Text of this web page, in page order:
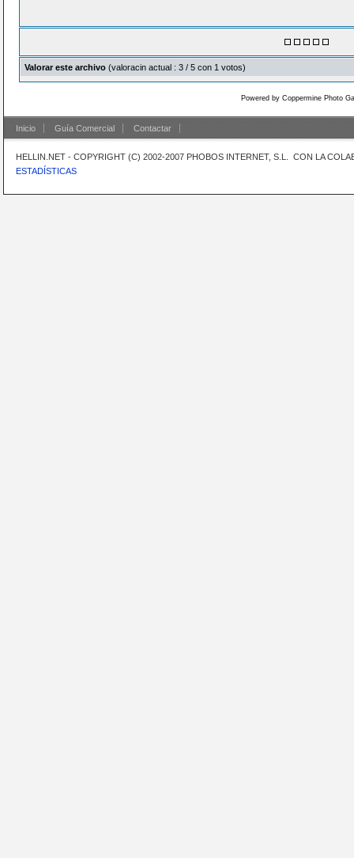
Valorar este archivo (valoracin actual : 3 / 5 con 1 votos)
Powered by Coppermine Photo
Inicio Guía Comercial Contactar
HELLIN.NET - COPYRIGHT (C) 2002-2007 PHOBOS INTERNET, S.L. CON LA
ESTADÍSTICAS